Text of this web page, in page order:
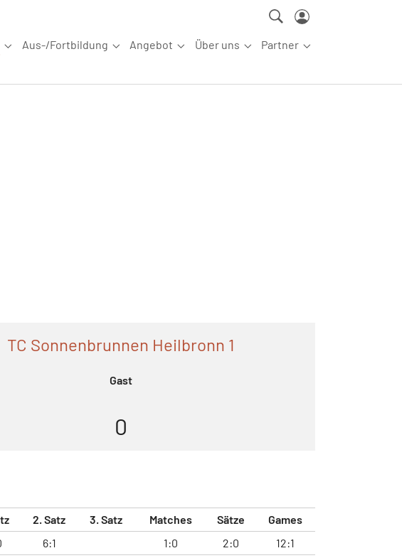
Submenu for "Wettkampfsport"
Aus-/Fortbildung
Submenu for "Aus-/Fortbildung"
Angebot
Submenu for "Angebot"
Über uns
Submenu for "Über uns"
Partner
Submenu for
TC Sonnenbrunnen Heilbronn 1
Gast
0
2. Satz 3. Satz Matches Sätze Games
6:1 1:0 2:0 12:1